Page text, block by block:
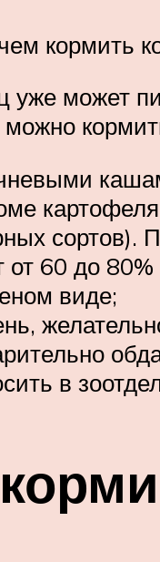
кормить
уже может
можно
сортов).
от 60 до
виде;
в